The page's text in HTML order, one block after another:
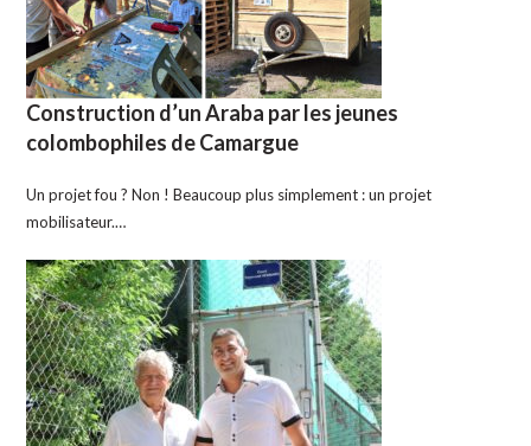
Construction d’un Araba par les jeunes
colombophiles de Camargue
Un projet fou ? Non ! Beaucoup plus simplement : un projet
mobilisateur.…